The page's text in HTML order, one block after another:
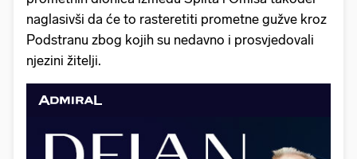
naglasivši da će to rasteretiti prometne gužve kroz
Podstranu zbog kojih su nedavno i prosvjedovali
njezini žitelji.